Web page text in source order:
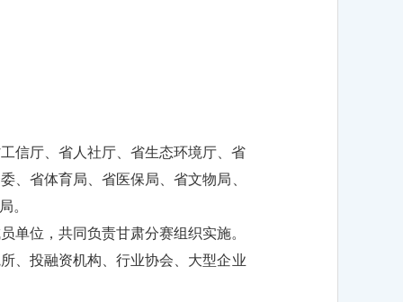
信厅、省人社厅、省生态环境厅、省
、省体育局、省医保局、省文物局、
。
单位，共同负责甘肃分赛组织实施。
、投融资机构、行业协会、大型企业